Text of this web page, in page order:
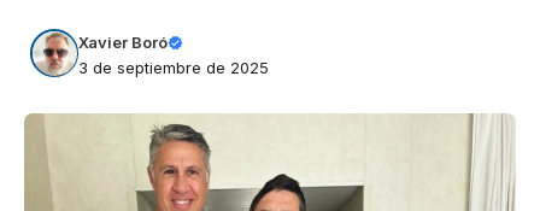
Xavier Boró
3 de septiembre de 2025